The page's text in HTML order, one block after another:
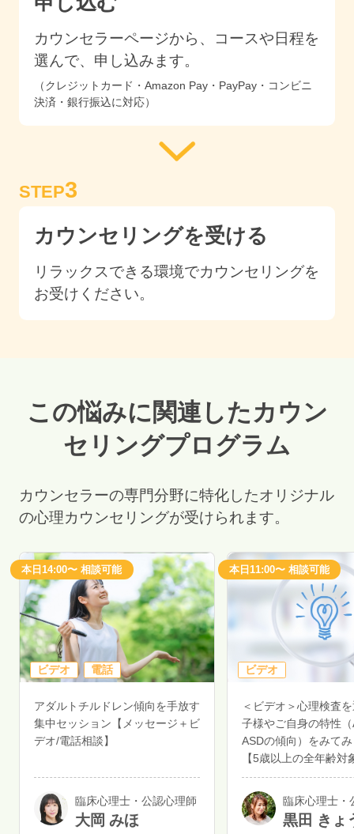
カウンセラーページから、コースや日程を
選んで、申し込みます。
（クレジットカード・Amazon Pay・PayPay・コンビニ
決済・銀行振込に対応）
STEP3
カウンセリングを受ける
リラックスできる環境でカウンセリングを
お受けください。
この悩みに関連したカウン
セリングプログラム
カウンセラーの専門分野に特化したオリジナル
の心理カウンセリングが受けられます。
本日14:00〜 相談可能
ビデオ 電話
アダルトチルドレン傾向を手放す
集中セッション【メッセージ＋ビ
デオ/電話相談】
臨床心理士・公認心理師
大岡 みほ
本日11:00〜 相談可能
ビデオ
＜ビデオ＞心理検査
子様やご自身の特性
ASDの傾向）をみて
【5歳以上の全年齢対
臨床心理士・
黒田 きょ